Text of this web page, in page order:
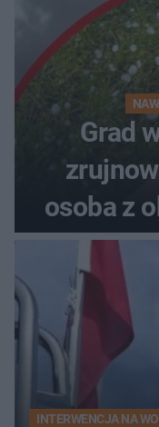
Grad
osoba z
INTERWENCJA NA